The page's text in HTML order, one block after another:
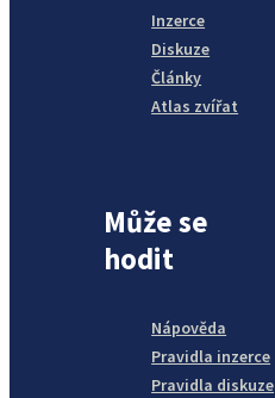
Inzerce
Diskuze
Články
Atlas zvířat
Může se
hodit
Nápověda
Pravidla inzerce
Pravidla diskuze